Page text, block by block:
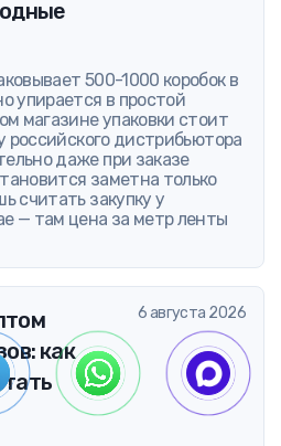
500-1000 коробок в
упирается в простой
магазине упаковки стоит
российского дистрибьютора
даже при заказе
заметна только
считать закупку у
— там цена за метр ленты
как
6 августа 2026